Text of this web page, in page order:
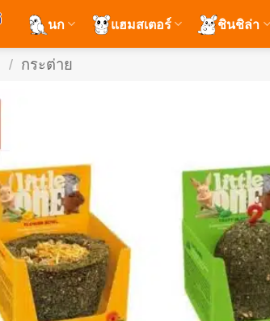
นก แฮมสเตอร์ ชินชิล่า
/ กระต่าย